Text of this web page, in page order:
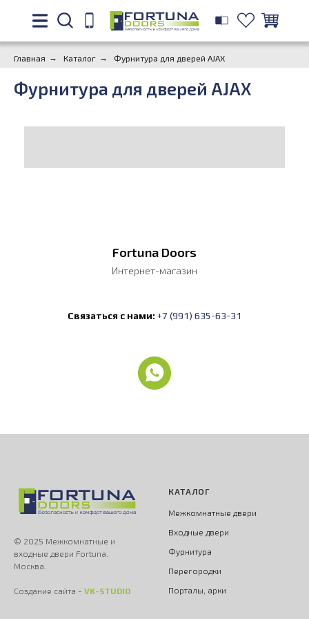
Главная → Каталог → Фурнитура для дверей AJAX
Фурнитура для дверей AJAX
Fortuna Doors
Интернет-магазин
Связаться с нами: +7 (991) 635-63-31
© 2025 Межкомнатные и
входные двери Fortuna.
Москва.
Создание сайта - VK-STUDIO
КАТАЛОГ
Межкомнатные двери
Входные двери
Фурнитура
Перегородки
Порталы, арки